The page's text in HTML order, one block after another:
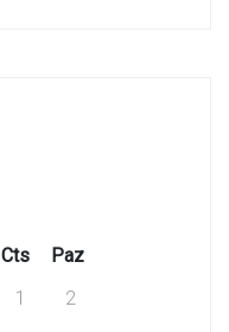
Cts
Paz
1
2